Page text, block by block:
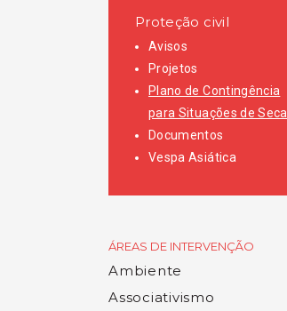
Proteção civil
Avisos
Projetos
Plano de Contingência
para Situações de Seca
Documentos
Vespa Asiática
ÁREAS DE INTERVENÇÃO
Ambiente
Associativismo